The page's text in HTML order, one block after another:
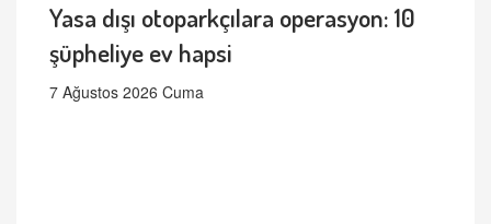
Yasa dışı otoparkçılara operasyon: 10
şüpheliye ev hapsi
7 Ağustos 2026 Cuma